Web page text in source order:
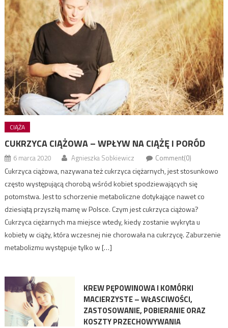
CIĄŻA
CUKRZYCA CIĄŻOWA – WPŁYW NA CIĄŻĘ I PORÓD
6 marca 2020 Agnieszka Sobkiewicz Comment(0)
Cukrzyca ciążowa, nazywana też cukrzyca ciężarnych, jest stosunkowo
często występującą chorobą wśród kobiet spodziewających się
potomstwa. Jest to schorzenie metaboliczne dotykające nawet co
dziesiątą przyszłą mamę w Polsce. Czym jest cukrzyca ciążowa?
Cukrzyca ciężarnych ma miejsce wtedy, kiedy zostanie wykryta u
kobiety w ciąży, która wczesnej nie chorowała na cukrzycę. Zaburzenie
metabolizmu występuje tylko w […]
KREW PĘPOWINOWA I KOMÓRKI
MACIERZYSTE – WŁASCIWOŚCI,
ZASTOSOWANIE, POBIERANIE ORAZ
KOSZTY PRZECHOWYWANIA